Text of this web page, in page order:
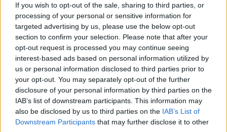
If you wish to opt-out of the sale, sharing to third parties, or
processing of your personal or sensitive information for
targeted advertising by us, please use the below opt-out
section to confirm your selection. Please note that after your
opt-out request is processed you may continue seeing
interest-based ads based on personal information utilized by
us or personal information disclosed to third parties prior to
your opt-out. You may separately opt-out of the further
disclosure of your personal information by third parties on the
IAB’s list of downstream participants. This information may
also be disclosed by us to third parties on the IAB’s List of
Downstream Participants that may further disclose it to other
PACE (Peia)
Acțiunea Conservatoare (Târziu)
PDF (Lazarus)
PUSL (D. Voiculescu)
PNȚCD (Pavelescu)
PNCR (Terheș)
Partidul Patrioților (Surugiu)
FAR (Coarnă)